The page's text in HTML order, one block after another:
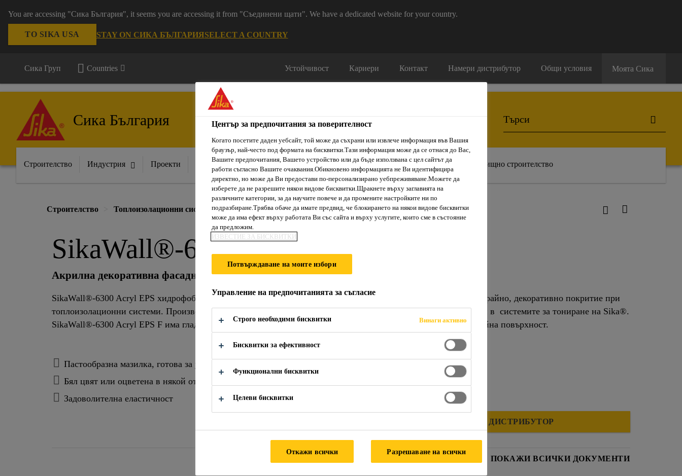
You are accessing "Сика България", it seems you are accessing it from "Съединени щати". We have a dedicated website for your country.
TO SIKA USA STAY ON СИКА БЪЛГАРИЯSELECT A COUNTRY
Сика Груп Countries Устойчивост Кариери Контакт Намери дистрибутор Общи условия Моята Сика
Сика България
Строителство Индустрия Проекти Документи & Ресурси Услуги и Обучения За нас Сика Каталог Жилищно строителство
Строителство Топлоизолационни системи Декоративни мазилки SikaWall®-6300 Acryl EPS
SikaWall®-6300 Acryl EPS
Акрилна декоративна фасадна мазилка
SikaWall®-6300 Acryl EPS хидрофобна, акрилна, мазилка армирана със специални фибри, предназначена за крайно, декоративно покритие при
топлоизолационни системи. Произвежда се в бял цвят, но можеда се оцветява в някой от нюансите, посочени в системите за тониране на Sika®.
SikaWall®-6300 Acryl EPS F има гладка крайна повърхност. SikaWall®-6300 Acryl EPS R има има грапава крайна повърхност.
Пастообразна мазилка, готова за употреба
Бял цвят или оцветена в някой от нюансите, посочени в системите за тониране на Sika®
Задоволителна еластичност
НАМЕРЕТЕ ДИСТРИБУТОР
ДАННИ ЗА БЕЗОПАСНОСТ ПОКАЖИ ВСИЧКИ ДОКУМЕНТИ
Център за предпочитания за поверителност
Когато посетите даден уебсайт, той може да съхрани или извлече информация във Вашия
браузър, най-често под формата на бисквитки.Тази информация може да се отнася до Вас,
Вашите предпочитания, Вашето устройство или да бъде използвана с цел сайтът да
работи съгласно Вашите очаквания.Обикновено информацията не Ви идентифицира
директно, но може да Ви предостави по-персонализирано уебпреживяване.Можете да
изберете да не разрешите някои видове бисквитки.Щракнете върху заглавията на
различните категории, за да научите повече и да промените настройките ни по
подразбиране.Трябва обаче да имате предвид, че блокирането на някои видове бисквитки
може да има ефект върху работата Ви със сайта и върху услугите, които сме в състояние
да предложим.
ИЗВЕСТИЕ ЗА БИСКВИТКИ
Потвърждаване на моите избори
Управление на предпочитанията за съгласие
Строго необходими бисквитки Винаги активно
Бисквитки за ефективност
Функционални бисквитки
Целеви бисквитки
Откажи всички Разрешаване на всички